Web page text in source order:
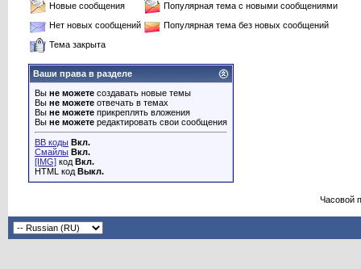
Новые сообщения
Популярная тема с новыми сообщениями
Нет новых сообщений
Популярная тема без новых сообщений
Тема закрыта
Ваши права в разделе
Вы не можете создавать новые темы
Вы не можете отвечать в темах
Вы не можете прикреплять вложения
Вы не можете редактировать свои сообщения
BB коды Вкл.
Смайлы Вкл.
[IMG] код Вкл.
HTML код Выкл.
Часовой